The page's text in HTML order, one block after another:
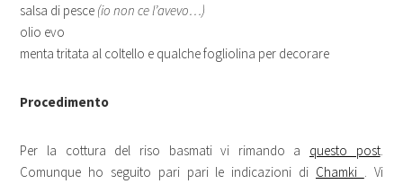
salsa di pesce (io non ce l’avevo…)
olio evo
menta tritata al coltello e qualche fogliolina per decorare
Procedimento
Per la cottura del riso basmati vi rimando a questo post.
Comunque ho seguito pari pari le indicazioni di Chamki . Vi